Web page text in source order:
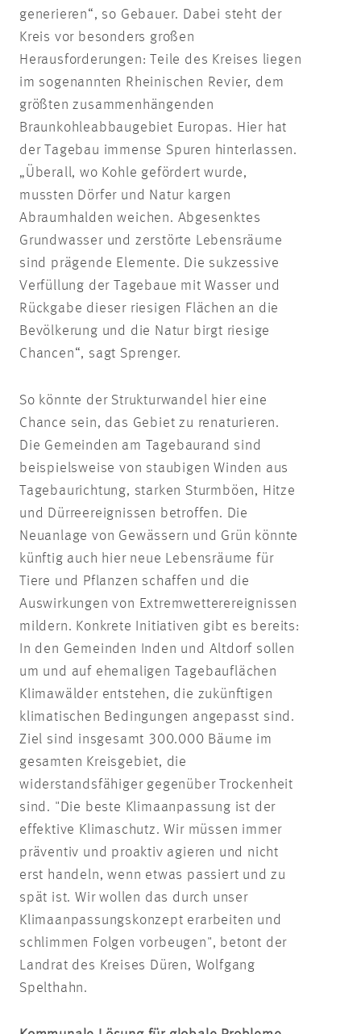
generieren“, so Gebauer. Dabei steht der
Kreis vor besonders großen
Herausforderungen: Teile des Kreises liegen
im sogenannten Rheinischen Revier, dem
größten zusammenhängenden
Braunkohleabbaugebiet Europas. Hier hat
der Tagebau immense Spuren hinterlassen.
„Überall, wo Kohle gefördert wurde,
mussten Dörfer und Natur kargen
Abraumhalden weichen. Abgesenktes
Grundwasser und zerstörte Lebensräume
sind prägende Elemente. Die sukzessive
Verfüllung der Tagebaue mit Wasser und
Rückgabe dieser riesigen Flächen an die
Bevölkerung und die Natur birgt riesige
Chancen“, sagt Sprenger.
So könnte der Strukturwandel hier eine
Chance sein, das Gebiet zu renaturieren.
Die Gemeinden am Tagebaurand sind
beispielsweise von staubigen Winden aus
Tagebaurichtung, starken Sturmböen, Hitze
und Dürreereignissen betroffen. Die
Neuanlage von Gewässern und Grün könnte
künftig auch hier neue Lebensräume für
Tiere und Pflanzen schaffen und die
Auswirkungen von Extremwetterereignissen
mildern. Konkrete Initiativen gibt es bereits:
In den Gemeinden Inden und Altdorf sollen
um und auf ehemaligen Tagebauflächen
Klimawälder entstehen, die zukünftigen
klimatischen Bedingungen angepasst sind.
Ziel sind insgesamt 300.000 Bäume im
gesamten Kreisgebiet, die
widerstandsfähiger gegenüber Trockenheit
sind. "Die beste Klimaanpassung ist der
effektive Klimaschutz. Wir müssen immer
präventiv und proaktiv agieren und nicht
erst handeln, wenn etwas passiert und zu
spät ist. Wir wollen das durch unser
Klimaanpassungskonzept erarbeiten und
schlimmen Folgen vorbeugen", betont der
Landrat des Kreises Düren, Wolfgang
Spelthahn.